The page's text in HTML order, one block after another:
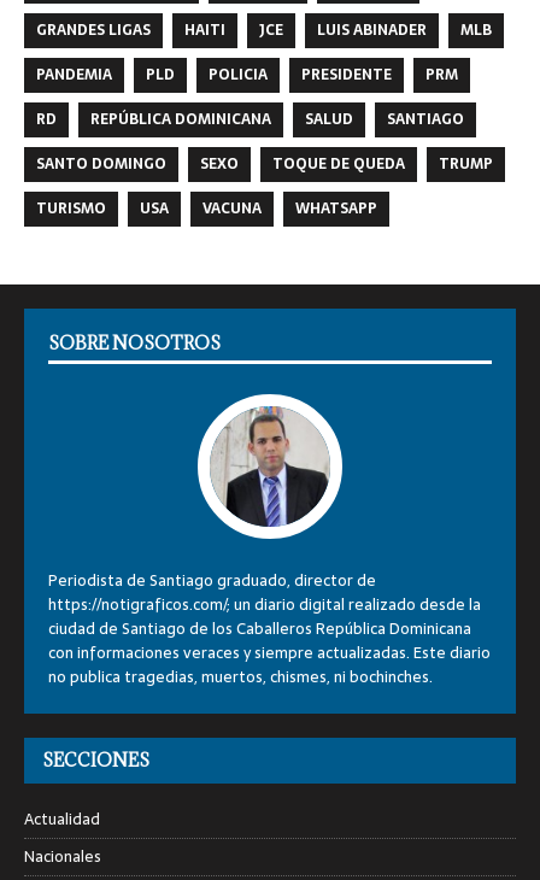
GRANDES LIGAS
HAITI JCE LUIS ABINADER
MLB
PANDEMIA
PLD POLICIA PRESIDENTE
PRM
RD
REPÚBLICA DOMINICANA SALUD
SANTIAGO
SANTO DOMINGO
SEXO TOQUE DE QUEDA
TRUMP
TURISMO
USA VACUNA WHATSAPP
SOBRE NOSOTROS
Periodista de Santiago graduado, director de
https://notigraficos.com/; un diario digital realizado desde la
ciudad de Santiago de los Caballeros República Dominicana
con informaciones veraces y siempre actualizadas. Este diario
no publica tragedias, muertos, chismes, ni bochinches.
SECCIONES
Actualidad
Nacionales